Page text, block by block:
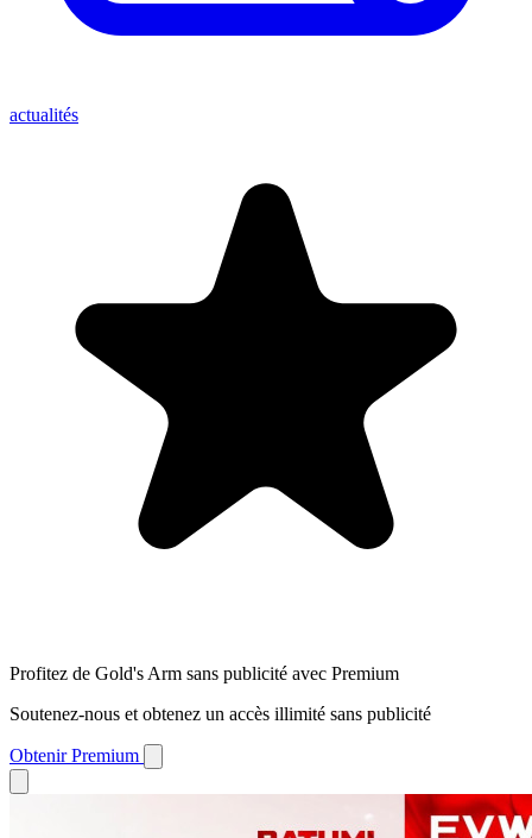
actualités
Profitez de Gold's Arm sans publicité avec Premium
Soutenez-nous et obtenez un accès illimité sans publicité
Obtenir Premium